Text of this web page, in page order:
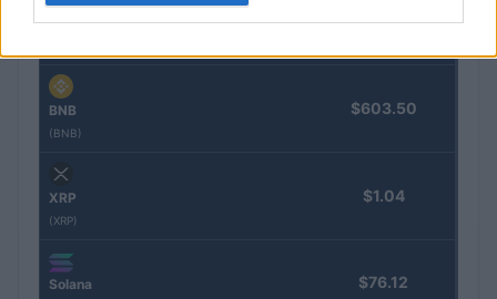
Ethereum $1,919.13
BNB
(BNB)
$603.50
XRP
(XRP)
$1.04
Solana $76.12